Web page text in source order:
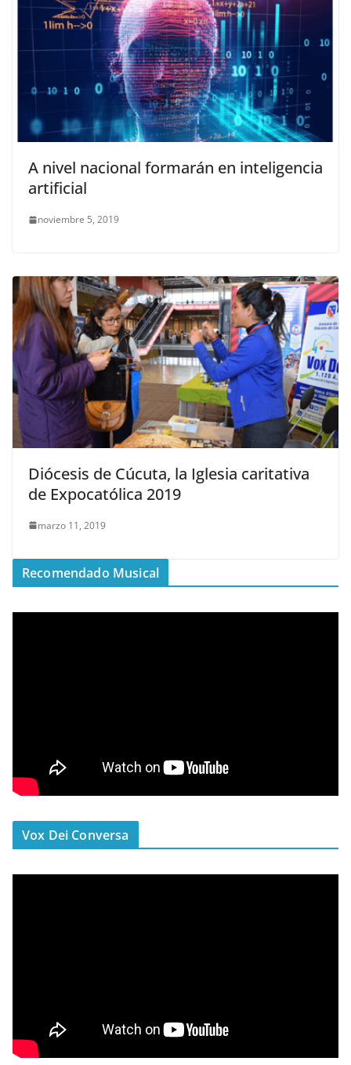
A nivel nacional formarán en inteligencia
artificial
noviembre 5, 2019
Diócesis de Cúcuta, la Iglesia caritativa
de Expocatólica 2019
marzo 11, 2019
Recomendado Musical
Vox Dei Conversa